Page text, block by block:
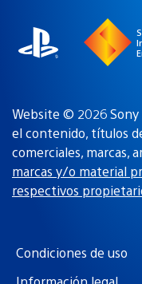
Website © 2026
el contenido, títulos
comerciales, marcas,
marcas y/o material
respectivos
Condiciones de uso